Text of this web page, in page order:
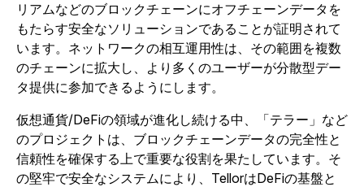
リアムなどのブロックチェーンにオフチェーンデータを
もたらす安全なソリューションであることが証明されて
います。ネットワークの相互運用性は、その範囲を複数
のチェーンに拡大し、より多くのユーザーが分散型デー
タ提供に参加できるようにします。
仮想通貨/DeFiの領域が進化し続ける中、「テラー」など
のプロジェクトは、ブロックチェーンデータの完全性と
信頼性を確保する上で重要な役割を果たしています。そ
の堅牢で安全なシステムにより、TellorはDeFiの基盤と